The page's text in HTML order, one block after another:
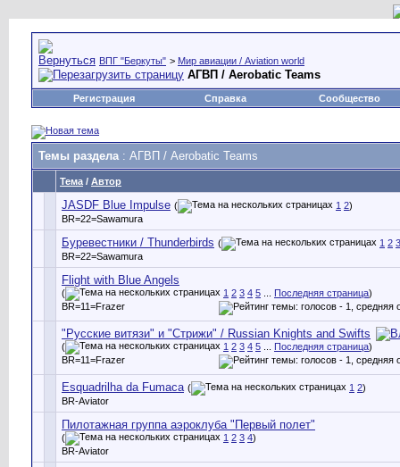
ВПГ "Беркуты" > Мир авиации / Aviation world
АГВП / Aerobatic Teams
Регистрация Справка Сообщество
Темы раздела: АГВП / Aerobatic Teams
Тема / Автор
JASDF Blue Impulse ( 1 2)
BR=22=Sawamura
Буревестники / Thunderbirds ( 1 2 3
BR=22=Sawamura
Flight with Blue Angels
( 1 2 3 4 5 Последняя страница)
BR=11=Frazer
"Русские витязи" и "Стрижи" / Russian Knights and Swifts
( 1 2 3 4 5 Последняя страница)
BR=11=Frazer
Esquadrilha da Fumaca ( 1 2)
BR-Aviator
Пилотажная группа аэроклуба "Первый полет"
( 1 2 3 4)
BR-Aviator